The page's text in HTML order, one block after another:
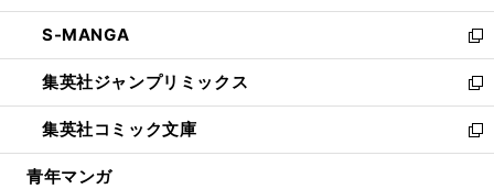
開
く
ウ
で
開
く
ン
ド
ウ
で
開
く
ウ
ィ
ン
ド
ウ
で
開
し
い
ウ
ィ
ン
ド
ウ
S-MANGA
新
し
い
ウ
ィ
ン
集英社ジャンプリミックス
新
し
い
ウ
集英社コミック文庫
新
し
青年マンガ